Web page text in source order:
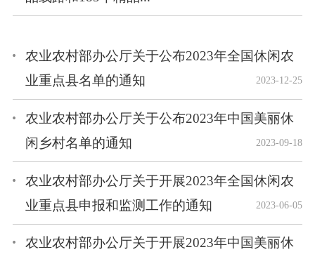
农业农村部办公厅关于公布2023年全国休闲农
业重点县名单的通知
2023-12-25
农业农村部办公厅关于公布2023年中国美丽休
闲乡村名单的通知
2023-09-18
农业农村部办公厅关于开展2023年全国休闲农
业重点县申报和监测工作的通知
2023-06-05
农业农村部办公厅关于开展2023年中国美丽休